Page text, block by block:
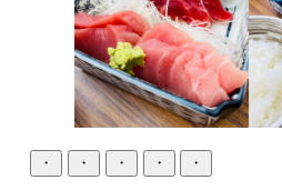
・ ・ ・ ・ ・